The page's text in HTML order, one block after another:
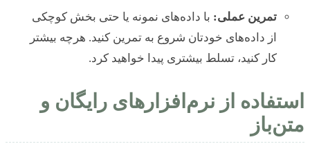
تمرین عملی: با داده‌های نمونه یا حتی بخش کوچکی
از داده‌های خودتان شروع به تمرین کنید. هرچه بیشتر
کار کنید، تسلط بیشتری پیدا خواهید کرد.
استفاده از نرم‌افزارهای رایگان و
متن‌باز